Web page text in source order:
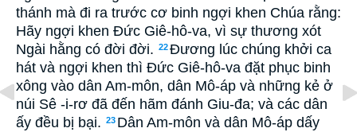
thánh mà đi ra trước cơ binh ngợi khen Chúa rằng:
Hãy ngợi khen Ðức Giê-hô-va, vì sự thương xót
Ngài hằng có đời đời. 22Ðương lúc chúng khởi ca
hát và ngợi khen thì Ðức Giê-hô-va đặt phục binh
xông vào dân Am-môn, dân Mô-áp và những kẻ ở
núi Sê -i-rơ đã đến hãm đánh Giu-đa; và các dân
ấy đều bị bại. 23 Dân Am-môn và dân Mô-áp dấy